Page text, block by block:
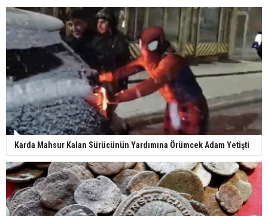
Karda Mahsur Kalan Sürücünün Yardımına Örümcek Adam Yetişti